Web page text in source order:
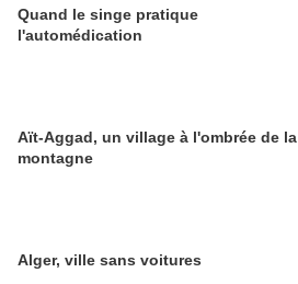
Quand le singe pratique
l'automédication
Aït-Aggad, un village à l'ombrée de la
montagne
Alger, ville sans voitures